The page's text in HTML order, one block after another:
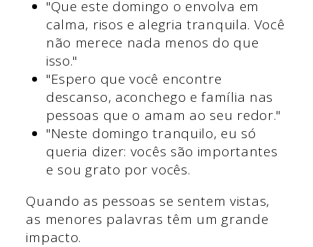
"Que este domingo o envolva em
calma, risos e alegria tranquila. Você
não merece nada menos do que
isso."
"Espero que você encontre
descanso, aconchego e família nas
pessoas que o amam ao seu redor."
"Neste domingo tranquilo, eu só
queria dizer: vocês são importantes
e sou grato por vocês.
Quando as pessoas se sentem vistas,
as menores palavras têm um grande
impacto.